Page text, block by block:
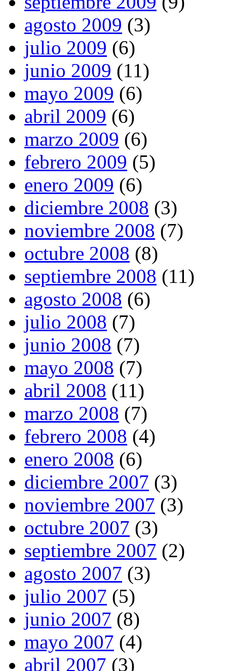
agosto 2009 (3)
julio 2009 (6)
junio 2009 (11)
mayo 2009 (6)
abril 2009 (6)
marzo 2009 (6)
febrero 2009 (5)
enero 2009 (6)
diciembre 2008 (3)
noviembre 2008 (7)
octubre 2008 (8)
septiembre 2008 (11)
agosto 2008 (6)
julio 2008 (7)
junio 2008 (7)
mayo 2008 (7)
abril 2008 (11)
marzo 2008 (7)
febrero 2008 (4)
enero 2008 (6)
diciembre 2007 (3)
noviembre 2007 (3)
octubre 2007 (3)
septiembre 2007 (2)
agosto 2007 (3)
julio 2007 (5)
junio 2007 (8)
mayo 2007 (4)
abril 2007 (3)